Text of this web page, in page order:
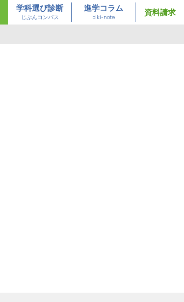
学科選び診断
じぶんコンパス
進学コラム
biki-note
資料請求